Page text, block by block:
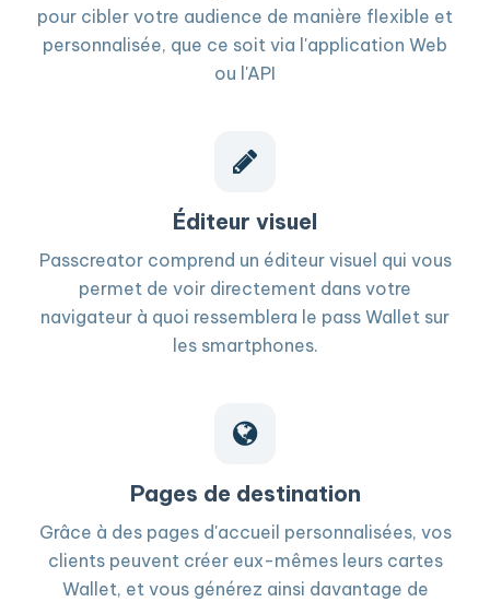
pour cibler votre audience de manière flexible et
personnalisée, que ce soit via l'application Web
ou l'API
Éditeur visuel
Passcreator comprend un éditeur visuel qui vous
permet de voir directement dans votre
navigateur à quoi ressemblera le pass Wallet sur
les smartphones.
Pages de destination
Grâce à des pages d'accueil personnalisées, vos
clients peuvent créer eux-mêmes leurs cartes
Wallet, et vous générez ainsi davantage de